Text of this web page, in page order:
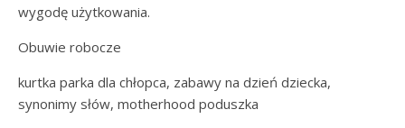
wygodę użytkowania.
Obuwie robocze
kurtka parka dla chłopca, zabawy na dzień dziecka,
synonimy słów, motherhood poduszka